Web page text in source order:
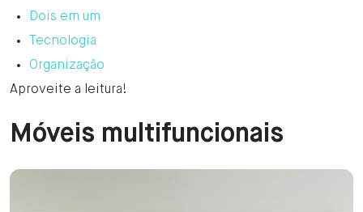
Dois em um
Tecnologia
Organização
Aproveite a leitura!
Móveis multifuncionais